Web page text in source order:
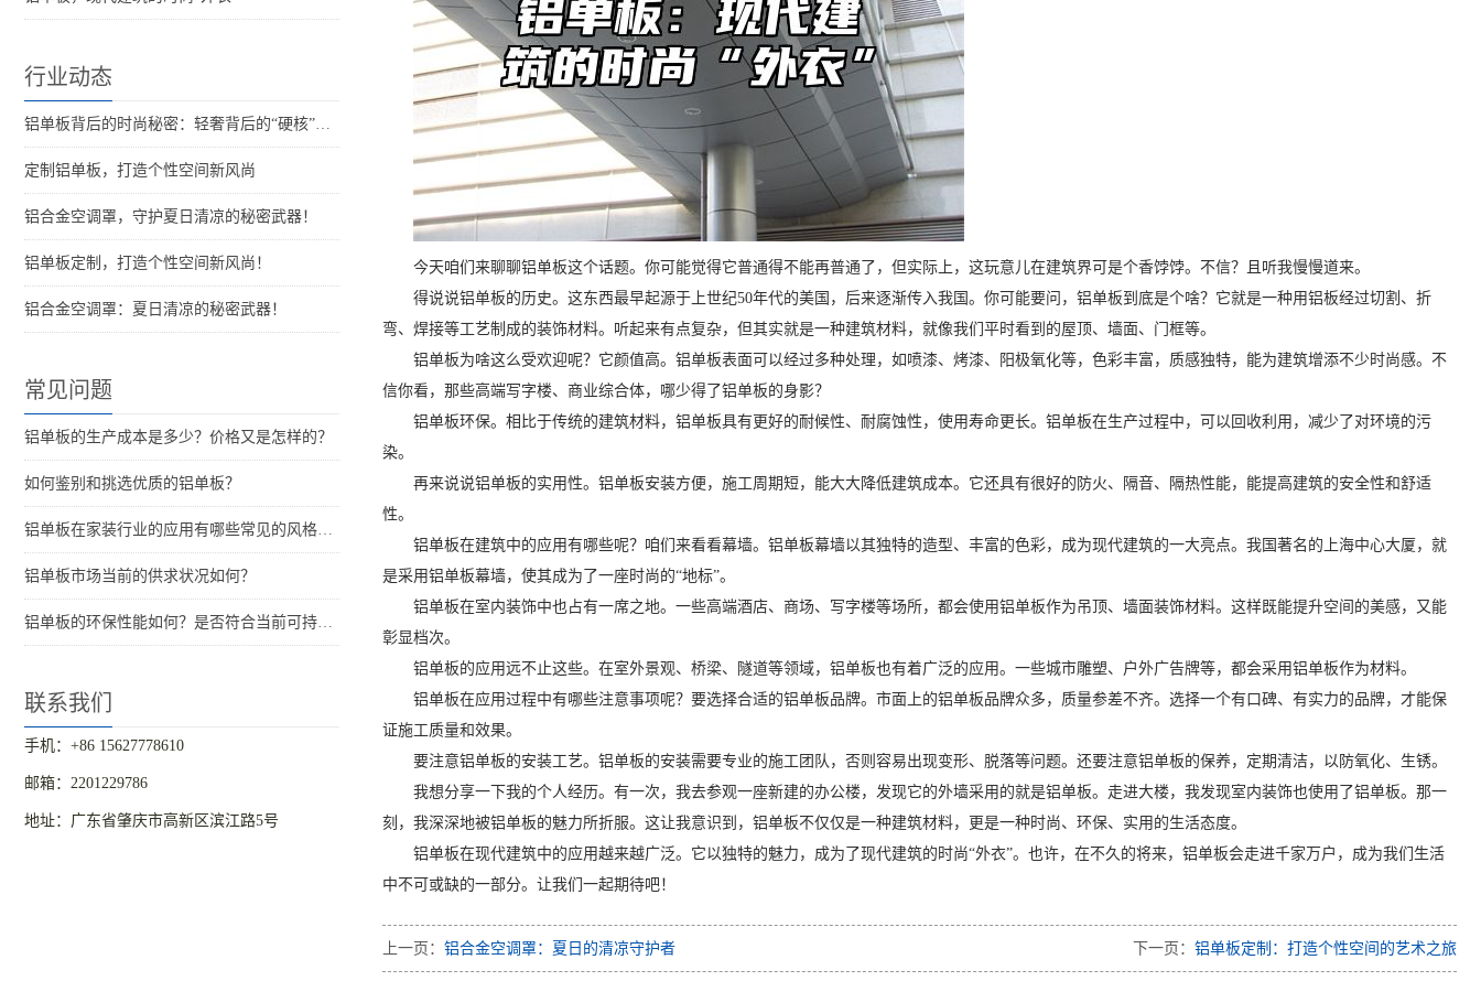
行业动态
铝单板背后的时尚秘密：轻奢背后的“硬核”支撑
定制铝单板，打造个性空间新风尚
铝合金空调罩，守护夏日清凉的秘密武器！
铝单板定制，打造个性空间新风尚！
铝合金空调罩：夏日清凉的秘密武器！
常见问题
铝单板的生产成本是多少？价格又是怎样的？
如何鉴别和挑选优质的铝单板？
铝单板在家装行业的应用有哪些常见的风格和特点？
铝单板市场当前的供求状况如何？
铝单板的环保性能如何？是否符合当前可持续发展的要求？
联系我们
手机：+86 15627778610
邮箱：2201229786
地址：广东省肇庆市高新区滨江路5号
今天咱们来聊聊铝单板这个话题。你可能觉得它普通得不能再普通了，但实际上，这玩意儿在建筑界可是个香饽饽。不信？且听我慢慢道来。
得说说铝单板的历史。这东西最早起源于上世纪50年代的美国，后来逐渐传入我国。你可能要问，铝单板到底是个啥？它就是一种用铝板经过切割、折
弯、焊接等工艺制成的装饰材料。听起来有点复杂，但其实就是一种建筑材料，就像我们平时看到的屋顶、墙面、门框等。
铝单板为啥这么受欢迎呢？它颜值高。铝单板表面可以经过多种处理，如喷漆、烤漆、阳极氧化等，色彩丰富，质感独特，能为建筑增添不少时尚感。不
信你看，那些高端写字楼、商业综合体，哪少得了铝单板的身影？
铝单板环保。相比于传统的建筑材料，铝单板具有更好的耐候性、耐腐蚀性，使用寿命更长。铝单板在生产过程中，可以回收利用，减少了对环境的污
染。
再来说说铝单板的实用性。铝单板安装方便，施工周期短，能大大降低建筑成本。它还具有很好的防火、隔音、隔热性能，能提高建筑的安全性和舒适
性。
铝单板在建筑中的应用有哪些呢？咱们来看看幕墙。铝单板幕墙以其独特的造型、丰富的色彩，成为现代建筑的一大亮点。我国著名的上海中心大厦，就
是采用铝单板幕墙，使其成为了一座时尚的“地标”。
铝单板在室内装饰中也占有一席之地。一些高端酒店、商场、写字楼等场所，都会使用铝单板作为吊顶、墙面装饰材料。这样既能提升空间的美感，又能
彰显档次。
铝单板的应用远不止这些。在室外景观、桥梁、隧道等领域，铝单板也有着广泛的应用。一些城市雕塑、户外广告牌等，都会采用铝单板作为材料。
铝单板在应用过程中有哪些注意事项呢？要选择合适的铝单板品牌。市面上的铝单板品牌众多，质量参差不齐。选择一个有口碑、有实力的品牌，才能保
证施工质量和效果。
要注意铝单板的安装工艺。铝单板的安装需要专业的施工团队，否则容易出现变形、脱落等问题。还要注意铝单板的保养，定期清洁，以防氧化、生锈。
我想分享一下我的个人经历。有一次，我去参观一座新建的办公楼，发现它的外墙采用的就是铝单板。走进大楼，我发现室内装饰也使用了铝单板。那一
刻，我深深地被铝单板的魅力所折服。这让我意识到，铝单板不仅仅是一种建筑材料，更是一种时尚、环保、实用的生活态度。
铝单板在现代建筑中的应用越来越广泛。它以独特的魅力，成为了现代建筑的时尚“外衣”。也许，在不久的将来，铝单板会走进千家万户，成为我们生活
中不可或缺的一部分。让我们一起期待吧！
上一页： 铝合金空调罩：夏日的清凉守护者 下一页： 铝单板定制：打造个性空间的艺术之旅